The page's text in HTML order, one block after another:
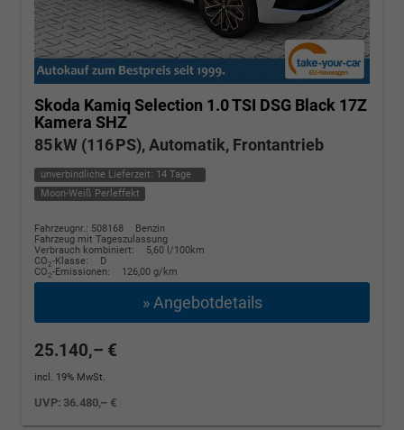
Skoda Kamiq Selection 1.0 TSI DSG Black 17Z
Kamera SHZ
85 kW (116 PS), Automatik, Frontantrieb
unverbindliche Lieferzeit: 14 Tage
Moon-Weiß Perleffekt
Fahrzeugnr.: 508168
Benzin
Fahrzeug mit Tageszulassung
Verbrauch kombiniert:
5,60 l/100km
CO2-Klasse:
D
CO2-Emissionen: 126,00 g/km
» Angebotdetails
25.140,– €
incl. 19% MwSt.
UVP: 36.480,– €